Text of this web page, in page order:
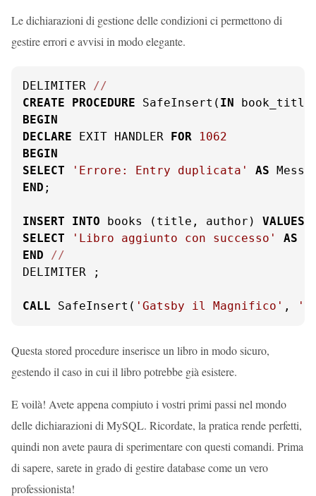
Le dichiarazioni di gestione delle condizioni ci permettono di
gestire errori e avvisi in modo elegante.
DELIMITER //
CREATE
PROCEDURE SafeInsert( IN
BEGIN
DECLARE EXIT HANDLER FOR
1062
BEGIN
SELECT
'Errore: Entry duplicata'
AS
END ;
INSERT INTO books (title, author) VALUES
SELECT
'Libro aggiunto con successo'
AS
END
//
DELIMITER ;
CALL SafeInsert( 'Gatsby il Magnifico' ,
Questa stored procedure inserisce un libro in modo sicuro,
gestendo il caso in cui il libro potrebbe già esistere.
E voilà! Avete appena compiuto i vostri primi passi nel mondo
delle dichiarazioni di MySQL. Ricordate, la pratica rende perfetti,
quindi non avete paura di sperimentare con questi comandi. Prima
di sapere, sarete in grado di gestire database come un vero
professionista!